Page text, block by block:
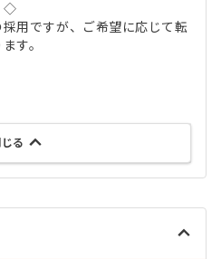
◇
用ですが、ご希望に応じて転
す。
じる